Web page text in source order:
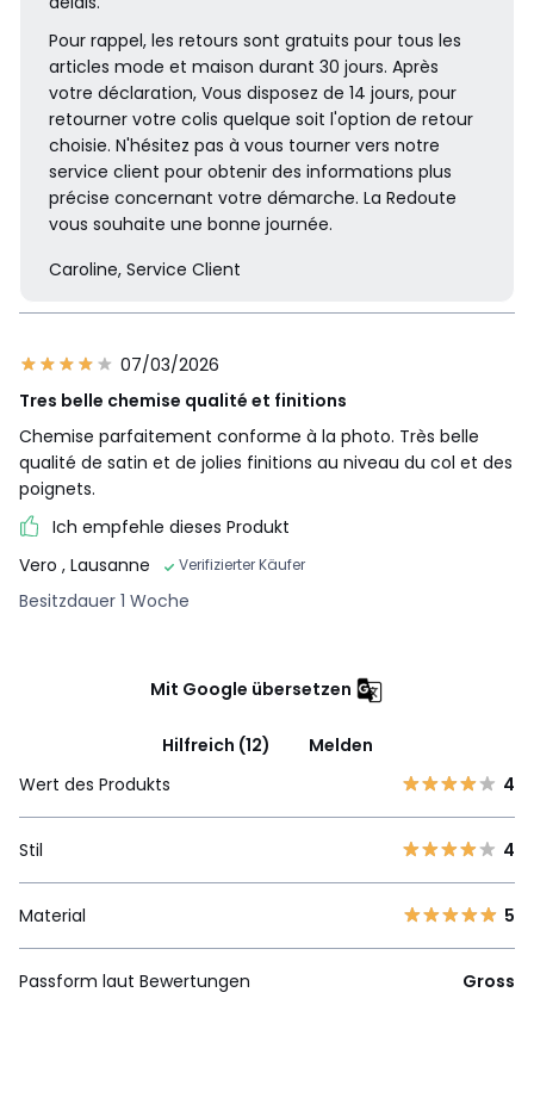
Pour rappel, les retours sont gratuits pour tous les
articles mode et maison durant 30 jours. Après
votre déclaration, Vous disposez de 14 jours, pour
retourner votre colis quelque soit l'option de retour
choisie. N'hésitez pas à vous tourner vers notre
service client pour obtenir des informations plus
précise concernant votre démarche. La Redoute
vous souhaite une bonne journée.
Caroline, Service Client
07/03/2026
Tres belle chemise qualité et finitions
Chemise parfaitement conforme à la photo. Très belle
qualité de satin et de jolies finitions au niveau du col et des
poignets.
Ich empfehle dieses Produkt
Vero , Lausanne Verifizierter Käufer
Besitzdauer 1 Woche
Mit Google übersetzen
Hilfreich (12)
Melden
Wert des Produkts
4
Stil 4
Material 5
Passform laut Bewertungen Gross